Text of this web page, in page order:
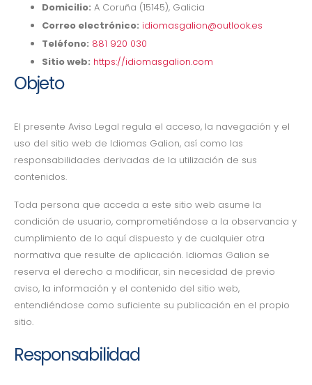
Domicilio: A Coruña (15145), Galicia
Correo electrónico: idiomasgalion@outlook.es
Teléfono: 881 920 030
Sitio web: https://idiomasgalion.com
Objeto
El presente Aviso Legal regula el acceso, la navegación y el
uso del sitio web de Idiomas Galion, así como las
responsabilidades derivadas de la utilización de sus
contenidos.
Toda persona que acceda a este sitio web asume la
condición de usuario, comprometiéndose a la observancia y
cumplimiento de lo aquí dispuesto y de cualquier otra
normativa que resulte de aplicación. Idiomas Galion se
reserva el derecho a modificar, sin necesidad de previo
aviso, la información y el contenido del sitio web,
entendiéndose como suficiente su publicación en el propio
sitio.
Responsabilidad